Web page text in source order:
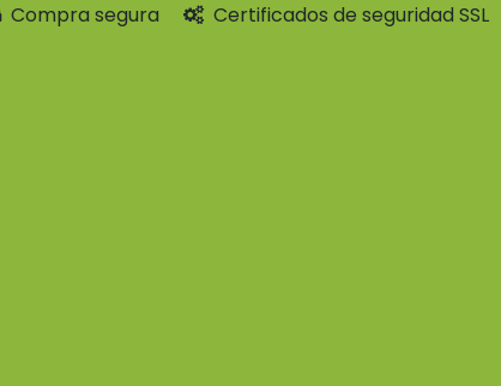
Compra segura Certificados de seguridad SSL